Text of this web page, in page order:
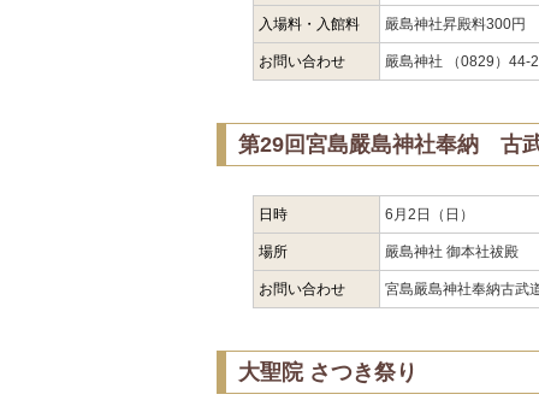
入場料・入館料 嚴島神社昇殿料300円
お問い合わせ 嚴島神社 （0829）44-
第29回宮島嚴島神社奉納 古
日時 6月2日（日）
場所 嚴島神社 御本社祓殿
お問い合わせ 宮島嚴島神社奉納古武
大聖院 さつき祭り